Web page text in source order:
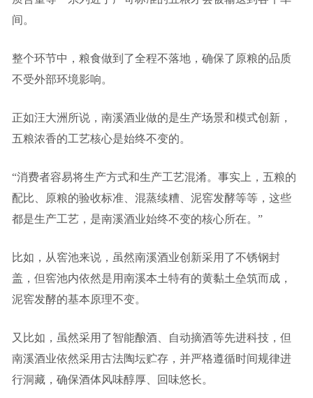
间。
整个环节中，粮食做到了全程不落地，确保了原粮的品质
不受外部环境影响。
正如汪大洲所说，南溪酒业做的是生产场景和模式创新，
五粮浓香的工艺核心是始终不变的。
“消费者容易将生产方式和生产工艺混淆。事实上，五粮的
配比、原粮的验收标准、混蒸续糟、泥窖发酵等等，这些
都是生产工艺，是南溪酒业始终不变的核心所在。”
比如，从窖池来说，虽然南溪酒业创新采用了不锈钢封
盖，但窖池内依然是用南溪本土特有的黄黏土垒筑而成，
泥窖发酵的基本原理不变。
又比如，虽然采用了智能酿酒、自动摘酒等先进科技，但
南溪酒业依然采用古法陶坛贮存，并严格遵循时间规律进
行洞藏，确保酒体风味醇厚、回味悠长。